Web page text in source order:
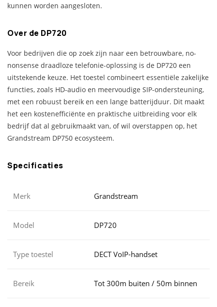
kunnen worden aangesloten.
Over de DP720
Voor bedrijven die op zoek zijn naar een betrouwbare, no-
nonsense draadloze telefonie-oplossing is de DP720 een
uitstekende keuze. Het toestel combineert essentiële zakelijke
functies, zoals HD-audio en meervoudige SIP-ondersteuning,
met een robuust bereik en een lange batterijduur. Dit maakt
het een kostenefficiënte en praktische uitbreiding voor elk
bedrijf dat al gebruikmaakt van, of wil overstappen op, het
Grandstream DP750 ecosysteem.
Specificaties
Merk Grandstream
Model DP720
Type toestel DECT VoIP-handset
Bereik Tot 300m buiten / 50m binnen